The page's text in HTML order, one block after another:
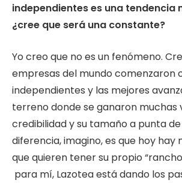
independientes es una tendencia
¿cree que será una constante?
Yo creo que no es un fenómeno.
empresas del mundo comenzaron
independientes y las mejores
terreno donde se ganaron muchas
credibilidad y su tamaño a punta
diferencia, imagino, es que hoy hay
que quieren tener su propio
para mí, Lazotea está dando los